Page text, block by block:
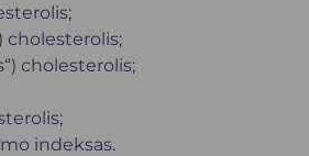
cholesterolis;
cholesterolis;
indeksas.